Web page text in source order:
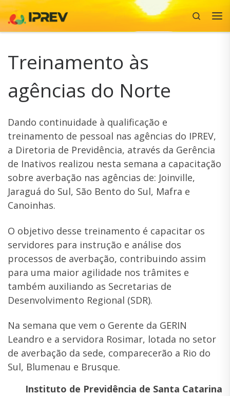
Skip to content
Search
Treinamento às
agências do Norte
Dando continuidade à qualificação e
treinamento de pessoal nas agências do IPREV,
a Diretoria de Previdência, através da Gerência
de Inativos realizou nesta semana a capacitação
sobre averbação nas agências de: Joinville,
Jaraguá do Sul, São Bento do Sul, Mafra e
Canoinhas.
O objetivo desse treinamento é capacitar os
servidores para instrução e análise dos
processos de averbação, contribuindo assim
para uma maior agilidade nos trâmites e
também auxiliando as Secretarias de
Desenvolvimento Regional (SDR).
Na semana que vem o Gerente da GERIN
Leandro e a servidora Rosimar, lotada no setor
de averbação da sede, comparecerão a Rio do
Sul, Blumenau e Brusque.
Instituto de Previdência de Santa Catarina